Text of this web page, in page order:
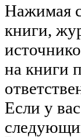
Нажимая
книги,
на книги
Если у